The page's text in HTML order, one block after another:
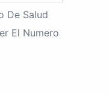
De Salud
El Numero